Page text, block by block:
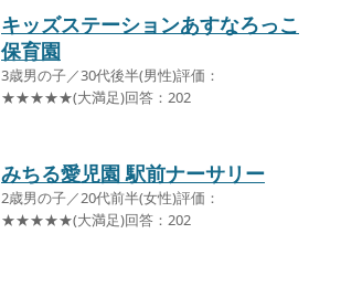
キッズステーションあすなろっこ
保育園
3歳男の子／30代後半(男性)評価：
★★★★★(大満足)回答：202
みちる愛児園 駅前ナーサリー
2歳男の子／20代前半(女性)評価：
★★★★★(大満足)回答：202